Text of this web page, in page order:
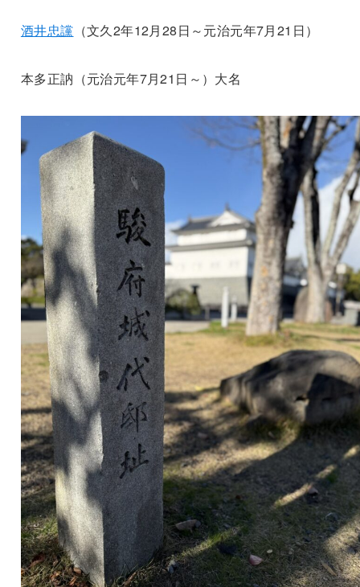
酒井忠讜 （文久2年12月28日～元治元年7月21日）
本多正訥（元治元年7月21日～）大名